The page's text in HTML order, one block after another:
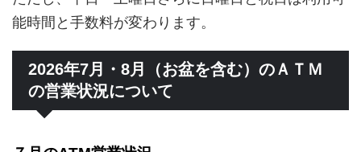
能時間と手数料が変わります。
2026年7月・8月（お盆を含む）のＡＴＭ
の営業状況について